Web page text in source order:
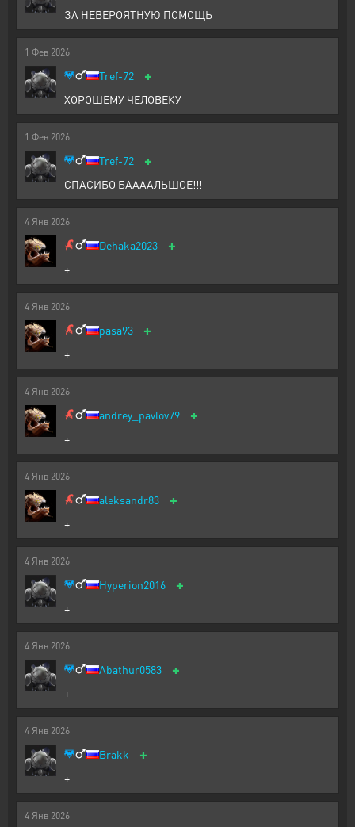
ЗА НЕВЕРОЯТНУЮ ПОМОЩЬ
1 Фев 2026
Tref-72 +
ХОРОШЕМУ ЧЕЛОВЕКУ
1 Фев 2026
Tref-72 +
СПАСИБО БААААЛЬШОЕ!!!
4 Янв 2026
Dehaka2023 +
+
4 Янв 2026
pasa93 +
+
4 Янв 2026
andrey_pavlov79 +
+
4 Янв 2026
aleksandr83 +
+
4 Янв 2026
Hyperion2016 +
+
4 Янв 2026
Abathur0583 +
+
4 Янв 2026
Brakk +
+
4 Янв 2026